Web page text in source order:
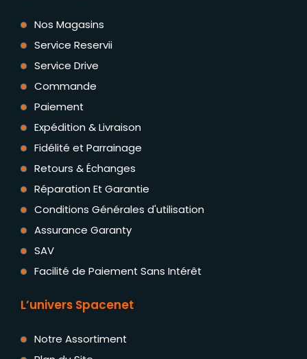
Nos Magasins
Service Reservii
Service Drive
Commande
Paiement
Expédition & Livraison
Fidélité et Parrainage
Retours & Échanges
Réparation Et Garantie
Conditions Générales d'utilisation
Assurance Garanty
SAV
Facilité de Paiement Sans Intérêt
L’univers Spacenet
Notre Assortiment